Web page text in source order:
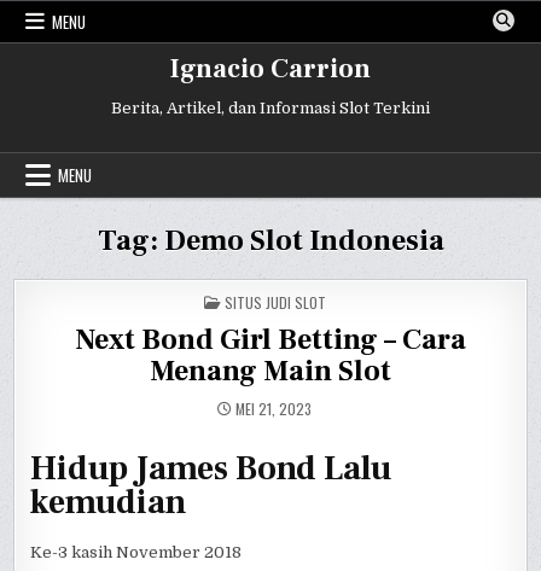
Skip
MENU
Ignacio Carrion
Berita, Artikel, dan Informasi Slot Terkini
MENU
Tag: Demo Slot Indonesia
POSTED
IN
SITUS JUDI SLOT
Next Bond Girl Betting – Cara
Menang Main Slot
MEI 21, 2023
Hidup James Bond Lalu
kemudian
Ke-3 kasih November 2018